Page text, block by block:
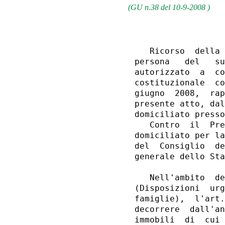
(GU n.38 del 10-9-2008 )
Ricorso  della  Regione  Calabria (c.f. e p.i. 02205340793), nella
persona   del   suo   presidente  pro  tempore,  on.  Agazio  Loiero,
autorizzato  a  costituirsi  in giudizio innanzi codesta ecc.ma Corte
costituzionale  con deliberazione della giunta regionale n. 393 del 3
giugno  2008,  rappresentato  e  difeso, giusta procura a margine del
presente atto, dall'avv. prof. Giovanni Pitruzzella, ed elettivamente
domiciliato presso il suo studio in Roma, piazza della Marina n. 1;
   Contro  il  Presidente  del  Consiglio  dei  ministri pro tempore,
domiciliato per la carica in Roma, presso gli Uffici della Presidenza
del  Consiglio  dei ministri, Palazzo Chigi, e difeso dall'Avvocatura
generale dello Stato.
                              F a t t o
   Nell'ambito  delle previsioni di cui al d.1. 27 maggio 2008, n. 93
(Disposizioni  urgenti  per salvaguardare il potere di acquisto delle
famiglie),  l'art.  1  (Esenzione  ICI  prima casa) stabilisce che «a
decorrere  dall'anno  2008  e'  esclusa  dall'imposta  comunale sugli
immobili  di  cui  al  decreto  legislativo 30 dicembre 1992, n. 504,
l'unita'  immobiliare  adibita  ad abitazione principale del soggetto
passivo.  Per unita' immobiliare adibita ad abitazione principale del
soggetto  passivo  si  intende  quella  considerata tale ai sensi del
decreto   legislativo   30   dicembre   1992,  n. 504,  e  successive
modificazioni,  nonche'  quelle  ad  esse  assimilate  dal comune con
regolamento  vigente  alla  data  di  entrata  in vigore del presente
decreto,  ad  eccezione  di quelle di categoria catastale A1, A8 e A9
per   le   quali   continua  ad  applicarsi  la  detrazione  prevista
dall'articolo  8,  commi  2  e 3, del citato decreto n. 504 del 1992.
L'esenzione  si  applica  altresi' nei casi previsti dall'articolo 6,
comma  3-bis,  e  dall'articolo  8,  comma 4, del decreto legislativo
n. 504  del  1992,  e successive modificazioni; sono conseguentemente
abrogati  il  comma  4  dell'articolo  6  ed  i  commi  2-bis e 2-ter
dell'articolo 8 del citato decreto n. 504 del 1992».
   In  particolare,  ai  sensi  del  comma  4, «La minore imposta che
deriva  da1l'app1icazione dei commi 1, 2 e 3, pari a 1.700 milioni di
euro  a decorrere dall'anno 2008, e' rimborsata ai singoli comuni, in
aggiunta  a  quella  prevista  dal  comma  2-bis  dell'articolo 8 del
decreto  legislativo  n. 504  del  1992,  introdotto dall'articolo 1,
comma  5,  della  legge  24 dicembre 2007, n. 244. A tale fine, nello
stato  di  previsione